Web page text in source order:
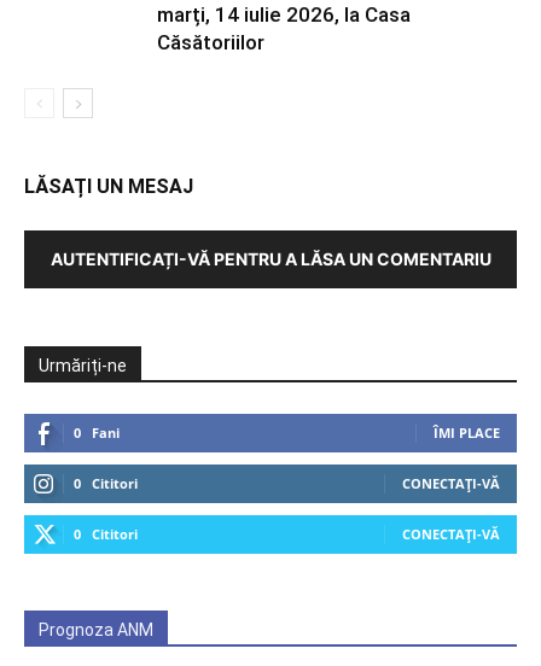
marți, 14 iulie 2026, la Casa
Căsătoriilor
LĂSAȚI UN MESAJ
AUTENTIFICAȚI-VĂ PENTRU A LĂSA UN COMENTARIU
Urmăriți-ne
0 Fani ÎMI PLACE
0 Cititori CONECTAȚI-VĂ
0 Cititori CONECTAȚI-VĂ
Prognoza ANM